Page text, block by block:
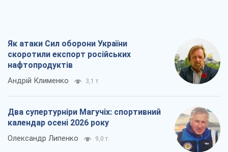
Як атаки Сил оборони України
скоротили експорт російських
нафтопродуктів
Андрій Клименко 3,1 т.
Два супертурніри Магучіх: спортивний
календар осені 2026 року
Олександр Липенко 9,0 т.